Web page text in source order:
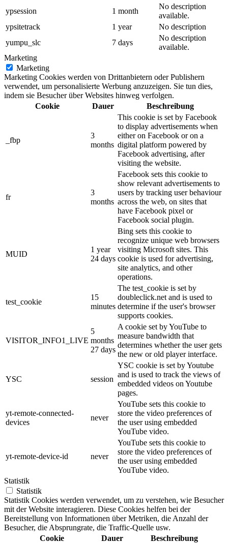
ypsession
1 month
No description
available.
ypsitetrack
1 year
No description
yumpu_slc
7 days
No description
available.
Marketing
Marketing
Marketing Cookies werden von Drittanbietern oder Publishern
verwendet, um personalisierte Werbung anzuzeigen. Sie tun dies,
indem sie Besucher über Websites hinweg verfolgen.
Cookie
Dauer Beschreibung
_fbp
3
months
This cookie is set by Facebook
to display advertisements when
either on Facebook or on a
digital platform powered by
Facebook advertising, after
visiting the website.
fr
3
months
Facebook sets this cookie to
show relevant advertisements to
users by tracking user behaviour
across the web, on sites that
have Facebook pixel or
Facebook social plugin.
MUID
1 year
24 days
Bing sets this cookie to
recognize unique web browsers
visiting Microsoft sites. This
cookie is used for advertising,
site analytics, and other
operations.
test_cookie
15
minutes
The test_cookie is set by
doubleclick.net and is used to
determine if the user's browser
supports cookies.
VISITOR_INFO1_LIVE
5
months
27 days
A cookie set by YouTube to
measure bandwidth that
determines whether the user gets
the new or old player interface.
YSC session
YSC cookie is set by Youtube
and is used to track the views of
embedded videos on Youtube
pages.
yt-remote-connected-
devices
never
YouTube sets this cookie to
store the video preferences of
the user using embedded
YouTube video.
yt-remote-device-id never
YouTube sets this cookie to
store the video preferences of
the user using embedded
YouTube video.
Statistik
Statistik
Statistik Cookies werden verwendet, um zu verstehen, wie Besucher
mit der Website interagieren. Diese Cookies helfen bei der
Bereitstellung von Informationen über Metriken, die Anzahl der
Besucher, die Absprungrate, die Traffic-Quelle usw.
Cookie
Dauer Beschreibung